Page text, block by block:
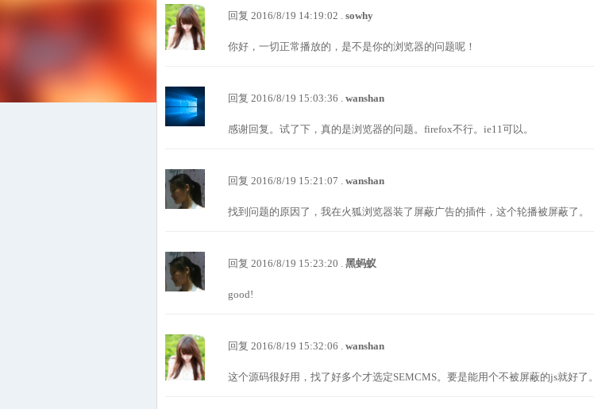
回复 2016/8/19 14:19:02 .sowhy
你好，一切正常播放的，是不是你的浏览器的问题呢！
回复 2016/8/19 15:03:36 .wanshan
感谢回复。试了下，真的是浏览器的问题。firefox不行。ie11可以。
回复 2016/8/19 15:21:07 .wanshan
找到问题的原因了，我在火狐浏览器装了屏蔽广告的插件，这个轮播被屏蔽了。
回复 2016/8/19 15:23:20 .黑蚂蚁
good!
回复 2016/8/19 15:32:06 .wanshan
这个源码很好用，找了好多个才选定SEMCMS。要是能用个不被屏蔽的js就好了。